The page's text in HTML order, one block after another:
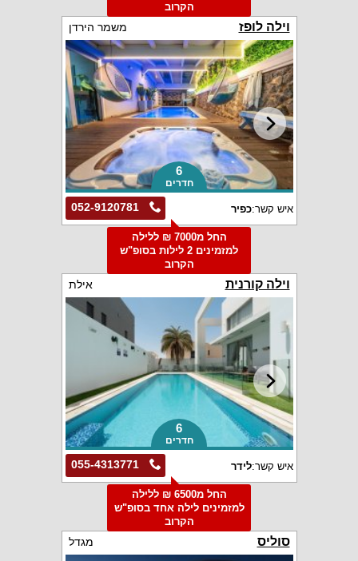
הקרוב
וילה לופז משמר הירדן
6
חדרים
052-9120781 איש קשר:כפיר
החל מ7000 ₪ ללילה
למזמינים 2 לילות בסופ"ש
הקרוב
וילה קורנית אילת
6
חדרים
055-4313771 איש קשר:לידר
החל מ6500 ₪ ללילה
למזמינים לילה אחד בסופ"ש
הקרוב
סוליס מגדל